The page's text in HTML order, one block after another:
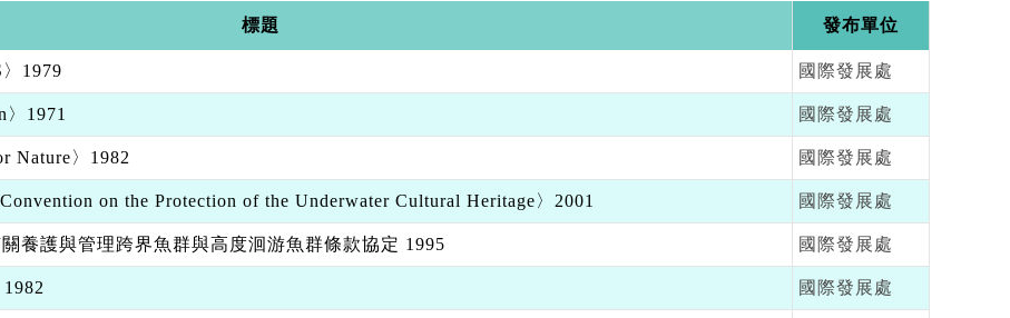
標題 發布單位
1979 國際發展處
1971 國際發展處
Nature〉1982 國際發展處
on the Protection of the Underwater Cultural Heritage〉2001 國際發展處
養護與管理跨界魚群與高度洄游魚群條款協定 1995 國際發展處
國際發展處